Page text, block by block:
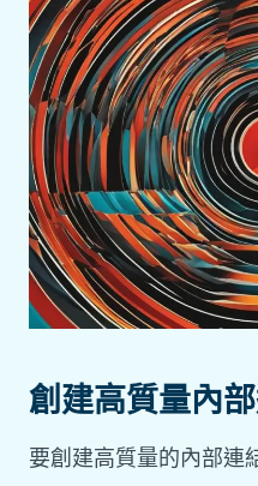
創建高質量內
要創建高質量的內部連